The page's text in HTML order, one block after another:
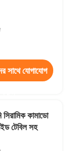
সাথে যোগাযোগ
কামাডো
টেবিল সহ